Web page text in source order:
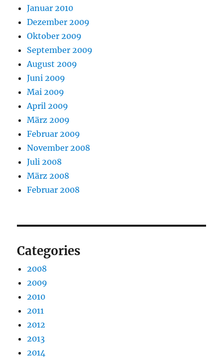
Januar 2010
Dezember 2009
Oktober 2009
September 2009
August 2009
Juni 2009
Mai 2009
April 2009
März 2009
Februar 2009
November 2008
Juli 2008
März 2008
Februar 2008
Categories
2008
2009
2010
2011
2012
2013
2014